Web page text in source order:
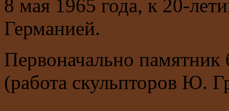
8 мая 1965 года, к 20-
Германией.
Первоначально памятник
(работа скульпторов Ю.